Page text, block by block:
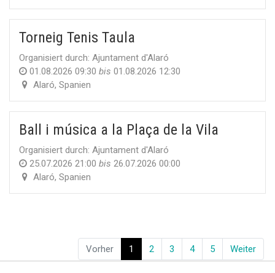
Torneig Tenis Taula
Organisiert durch: Ajuntament d'Alaró
01.08.2026 09:30 bis 01.08.2026 12:30
Alaró,Spanien
Ball i música a la Plaça de la Vila
Organisiert durch: Ajuntament d'Alaró
25.07.2026 21:00 bis 26.07.2026 00:00
Alaró,Spanien
Vorher 1 2 3 4 5 Weiter